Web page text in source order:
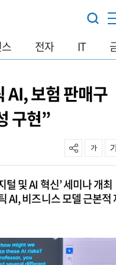
전자 IT
AI, 보험 판매구
구현”
및 AI 혁신’ 세미나 개최
AI, 비즈니스 모델 근본적